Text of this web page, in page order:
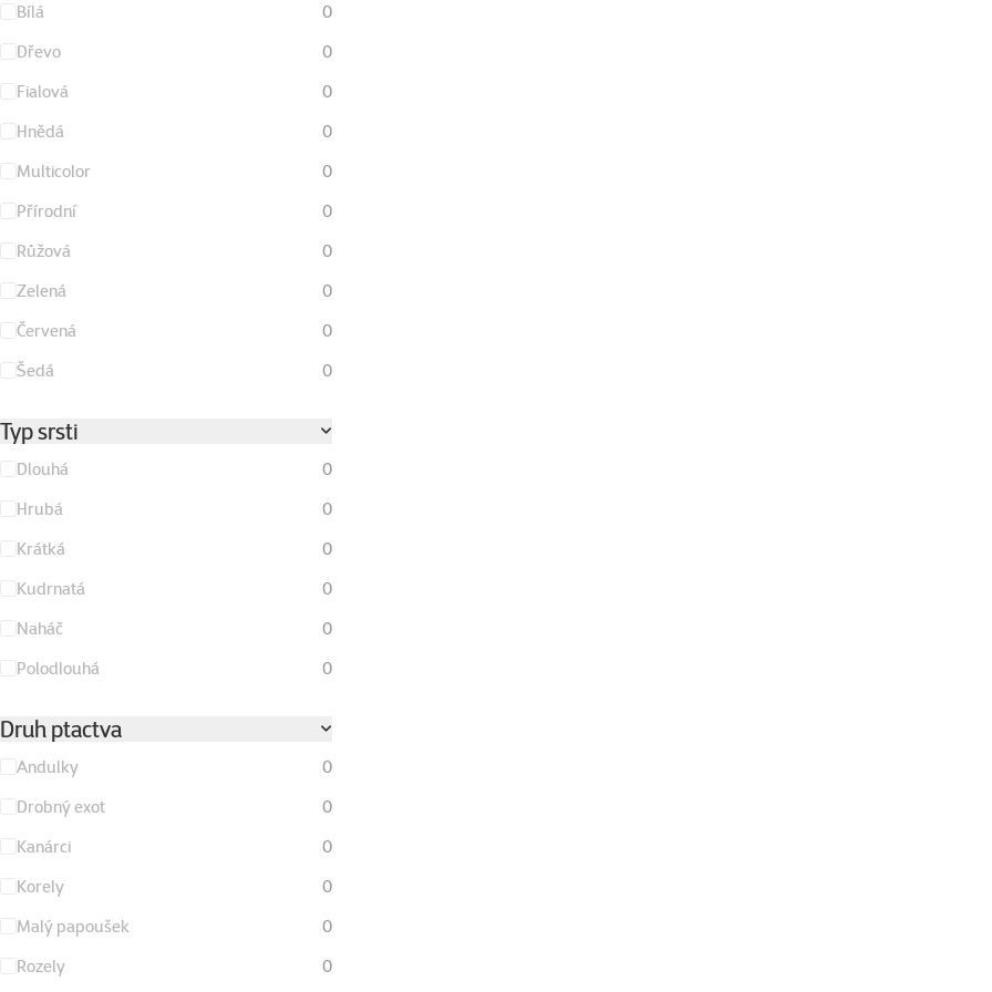
Bílá
0
Dřevo
0
Fialová
0
Hnědá
0
Multicolor
0
Přírodní
0
Růžová
0
Zelená
0
Červená
0
Šedá
0
Typ srsti
Dlouhá
0
Hrubá
0
Krátká
0
Kudrnatá
0
Naháč
0
Polodlouhá
0
Druh ptactva
Andulky
0
Drobný exot
0
Kanárci
0
Korely
0
Malý papoušek
0
Rozely
0